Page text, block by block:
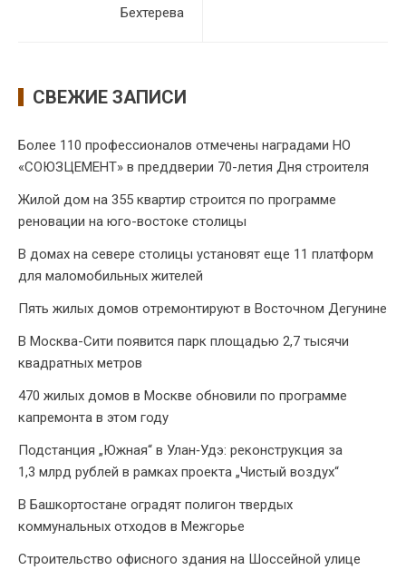
Бехтерева
СВЕЖИЕ ЗАПИСИ
Более 110 профессионалов отмечены наградами НО
«СОЮЗЦЕМЕНТ» в преддверии 70-летия Дня строителя
Жилой дом на 355 квартир строится по программе
реновации на юго-востоке столицы
В домах на севере столицы установят еще 11 платформ
для маломобильных жителей
Пять жилых домов отремонтируют в Восточном Дегунине
В Москва-Сити появится парк площадью 2,7 тысячи
квадратных метров
470 жилых домов в Москве обновили по программе
капремонта в этом году
Подстанция „Южная“ в Улан‑Удэ: реконструкция за
1,3 млрд рублей в рамках проекта „Чистый воздух“
В Башкортостане оградят полигон твердых
коммунальных отходов в Межгорье
Строительство офисного здания на Шоссейной улице